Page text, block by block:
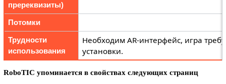
пререквизиты)
Потомки
Трудности
использования
Необходим AR-интерфейс, игра
установки.
RoboTIC упоминается в свойствах следующих страниц